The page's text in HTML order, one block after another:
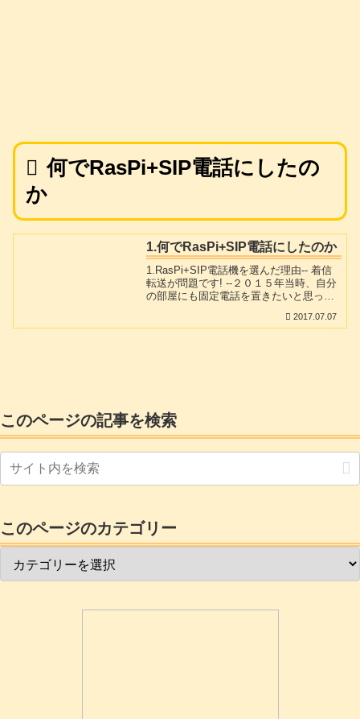
何でRasPi+SIP電話にしたの
か
1.何でRasPi+SIP電話にしたのか
1.RasPi+SIP電話機を選んだ理由-- 着信
転送が問題です! --２０１５年当時、自分
の部屋にも固定電話を置きたいと思って
た。その頃はNTTのひかり電話のルータ
る2.私が電話に出る3.保留してばあちゃ
んの部屋の電話を呼び出す4.私は親戚の
〇〇さんから電話ねと言って電話を切る
5.ばあちゃん...
2017.07.07
このページの記事を検索
このページのカテゴリー